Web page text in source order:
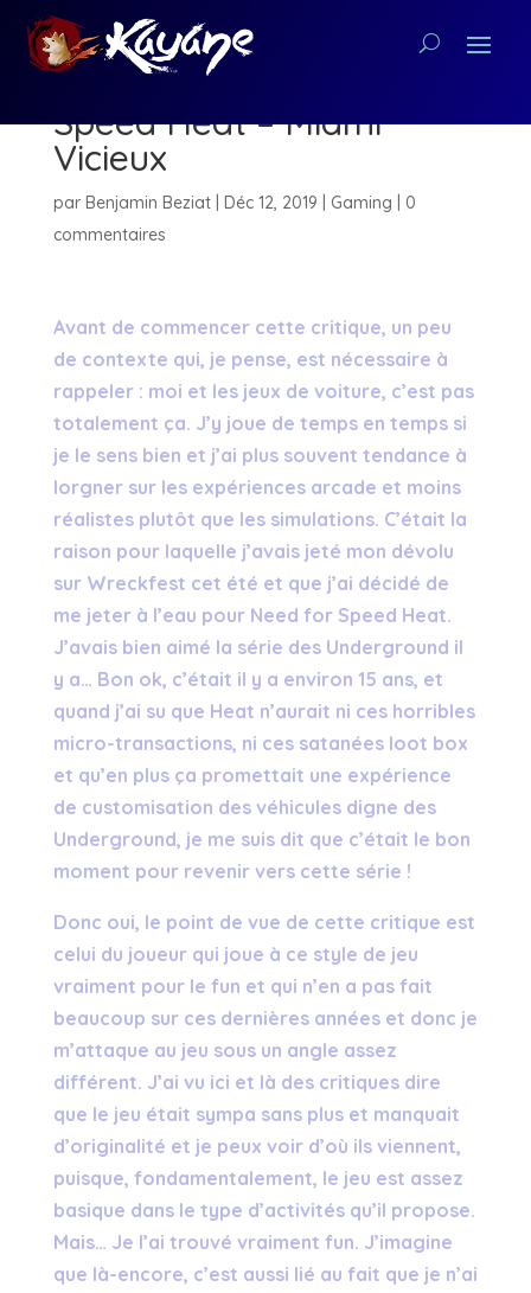
[Critique PC] Need for
Speed Heat – Miami
Vicieux
par Benjamin Beziat| Déc 12, 2019 Gaming
0
commentaires
Avant de commencer cette critique, un peu
de contexte qui, je pense, est nécessaire à
rappeler : moi et les jeux de voiture, c’est pas
totalement ça. J’y joue de temps en temps si
je le sens bien et j’ai plus souvent tendance à
lorgner sur les expériences arcade et moins
réalistes plutôt que les simulations. C’était la
raison pour laquelle j’avais jeté mon dévolu
sur Wreckfest cet été et que j’ai décidé de
me jeter à l’eau pour Need for Speed Heat.
J’avais bien aimé la série des Underground il
y a… Bon ok, c’était il y a environ 15 ans, et
quand j’ai su que Heat n’aurait ni ces horribles
micro-transactions, ni ces satanées loot box
et qu’en plus ça promettait une expérience
de customisation des véhicules digne des
Underground, je me suis dit que c’était le bon
moment pour revenir vers cette série !
Donc oui, le point de vue de cette critique est
celui du joueur qui joue à ce style de jeu
vraiment pour le fun et qui n’en a pas fait
beaucoup sur ces dernières années et donc je
m’attaque au jeu sous un angle assez
différent. J’ai vu ici et là des critiques dire
que le jeu était sympa sans plus et manquait
d’originalité et je peux voir d’où ils viennent,
puisque, fondamentalement, le jeu est assez
basique dans le type d’activités qu’il propose.
Mais… Je l’ai trouvé vraiment fun. J’imagine
que là-encore, c’est aussi lié au fait que je n’ai